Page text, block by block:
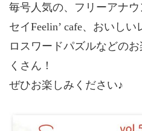
毎号人気の、フリーアナ
セイFeelin’ cafe、おいし
ロスワードパズルなどの
くさん！
ぜひお楽しみください♪